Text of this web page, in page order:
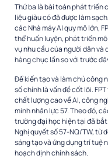
Thứ ba là bài toán phát triển
liệu giàu có đã được làm
các Nhà máy AI quy mô lớn,
thể huấn luyện, phát triển
vụ nhu cầu của người dân
hàng chục lần so với trước
Để kiến tạo và làm chủ công
số chính là vấn đề cốt lõi.
chất lượng cao về AI, công
minh nhân lực 57. Theo đó,
trường đại học hiện tại đã
Nghị quyết số 57-NQ/TW, từ
sáng tạo và ứng dụng trí tuệ
hoạch định chính sách.